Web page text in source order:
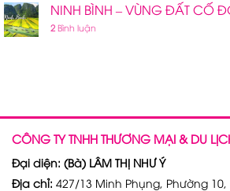
NINH BÌNH – VÙNG ĐẤT CỐ
2 Bình luận
CÔNG TY TNHH THƯƠNG MẠI & DU
Đại diện: (Bà) LÂM THỊ NHƯ Ý
Địa chỉ: 427/13 Minh Phụng, Phường